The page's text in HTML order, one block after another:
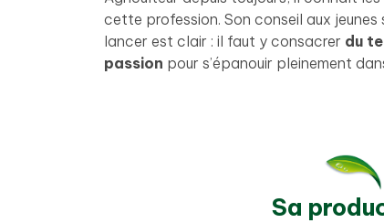
cette profession. Son conseil aux jeunes
lancer est clair : il faut y consacrer du
passion pour s’épanouir pleinement
Sa